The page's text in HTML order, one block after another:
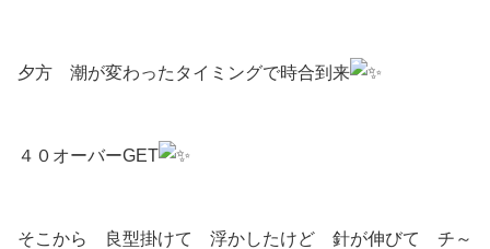
夕方 潮が変わったタイミングで時合到来
４０オーバーGET
そこから 良型掛けて 浮かしたけど 針が伸びて チ～